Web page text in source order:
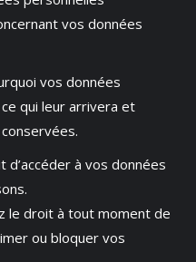
vos données
vos données
qui leur arrivera et
d’accéder à vos données
le droit à tout moment de
ou bloquer vos